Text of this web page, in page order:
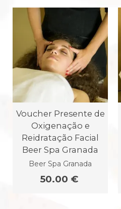
Voucher Presente de
Oxigenação e
Reidratação Facial
Beer Spa Granada
Beer Spa Granada
50.00 €